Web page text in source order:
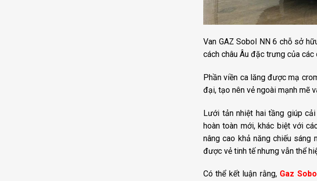
Van GAZ Sobol NN 6 chỗ sở
cách châu Âu đặc trưng của
Phần viền ca lăng được mạ
đại, tạo nên vẻ ngoài mạnh mẽ
Lưới tản nhiệt hai tầng giúp
hoàn toàn mới, khác biệt với
nâng cao khả năng chiếu
được vẻ tinh tế nhưng vẫn thể
Có thể kết luận rằng, Gaz